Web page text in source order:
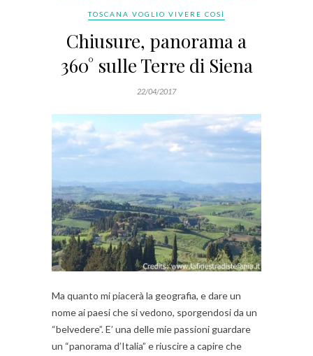
TOSCANA VOGLIO VIVERE COSÌ
Chiusure, panorama a
360° sulle Terre di Siena
22/04/2017
Ma quanto mi piacerà la geografia, e dare un
nome ai paesi che si vedono, sporgendosi da un
“belvedere”. E’ una delle mie passioni guardare
un “panorama d’Italia” e riuscire a capire che